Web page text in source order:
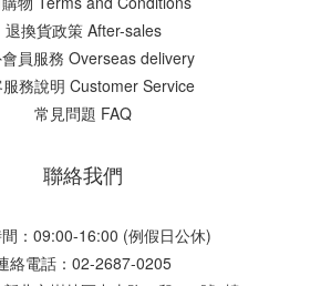
​退換貨政策 After-sales
員服務 Overseas delivery
服務說明 Customer Service
常見問題 FAQ
聯絡我們
：09:00-16:00 (例假日公休)
絡電話：02-2687-0205